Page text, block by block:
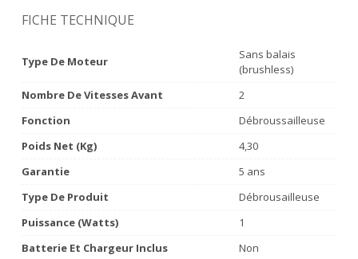
FICHE TECHNIQUE
Type De Moteur
Sans balais
(brushless)
Nombre De Vitesses Avant
2
Fonction
Débroussailleuse
Poids Net (Kg)
4,30
Garantie
5 ans
Type De Produit
Débrousailleuse
Puissance (watts)
1
Batterie Et Chargeur Inclus
Non